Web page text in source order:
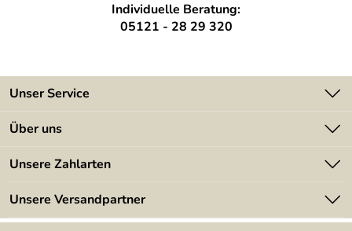
Individuelle Beratung:
05121 - 28 29 320
Unser Service
Kontakt
Kundeninformationen
Newsletter
Lieferbedingungen
Über uns
Angebote
Kundenbewertungen (394)
4,9/5
Unsere Zahlarten
Unsere Versandpartner